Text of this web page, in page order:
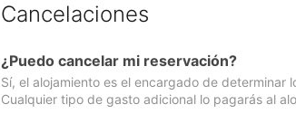
Cancelaciones
¿Puedo cancelar mi reservación?
Sí, el alojamiento es el encargado de
Cualquier tipo de gasto adicional lo pagarás al